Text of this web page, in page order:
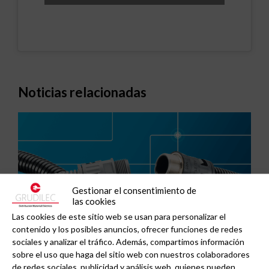
Gestionar el consentimiento de
las cookies
Las cookies de este sitio web se usan para personalizar el
contenido y los posibles anuncios, ofrecer funciones de redes
sociales y analizar el tráfico. Además, compartimos información
sobre el uso que haga del sitio web con nuestros colaboradores
de redes sociales, publicidad y análisis web, quienes pueden
Noticias relacionadas